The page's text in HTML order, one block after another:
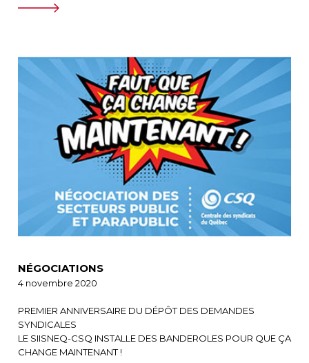
NÉGOCIATIONS
4 novembre 2020
PREMIER ANNIVERSAIRE DU DÉPÔT DES DEMANDES
SYNDICALES
LE SIISNEQ-CSQ INSTALLE DES BANDEROLES POUR QUE ÇA
CHANGE MAINTENANT !